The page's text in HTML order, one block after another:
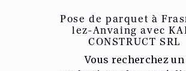
Pose de parquet à
lez-Anvaing avec
CONSTRUCT SRL
Vous recherchez un